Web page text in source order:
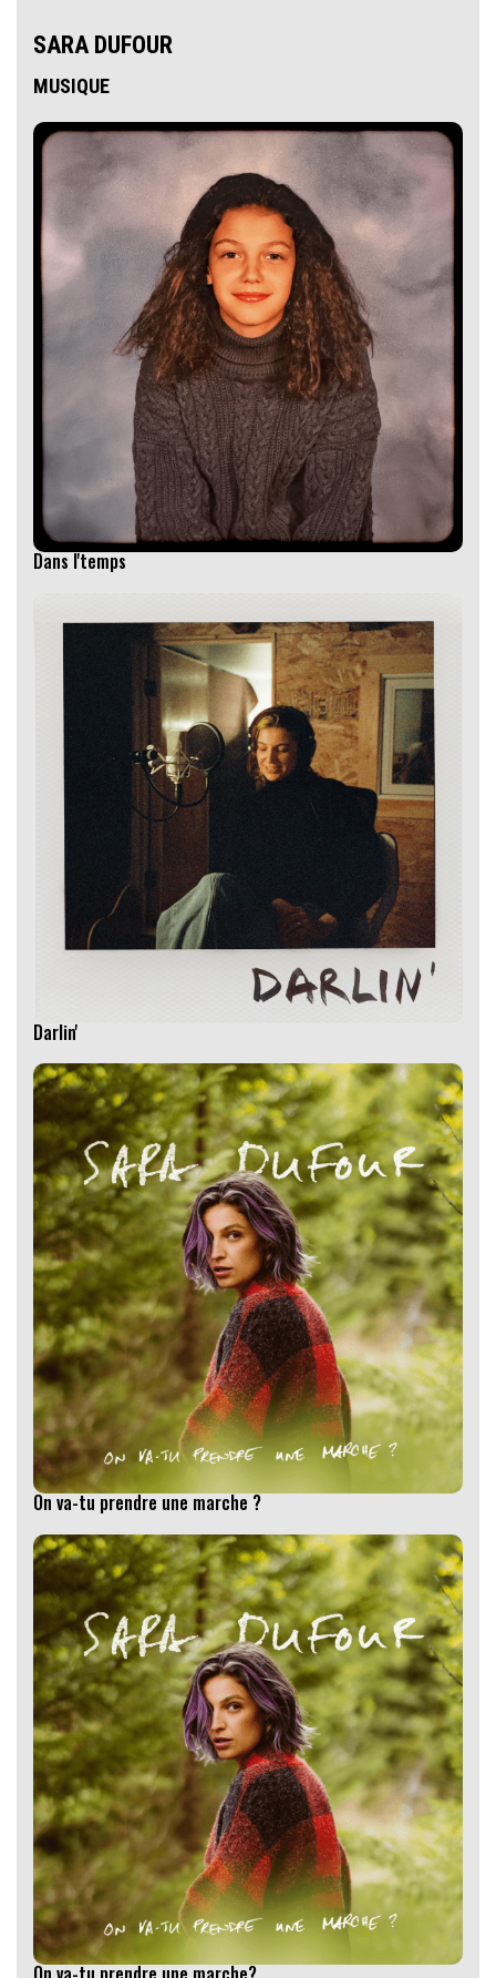
SARA DUFOUR
MUSIQUE
Dans l'temps
Darlin'
On va-tu prendre une marche ?